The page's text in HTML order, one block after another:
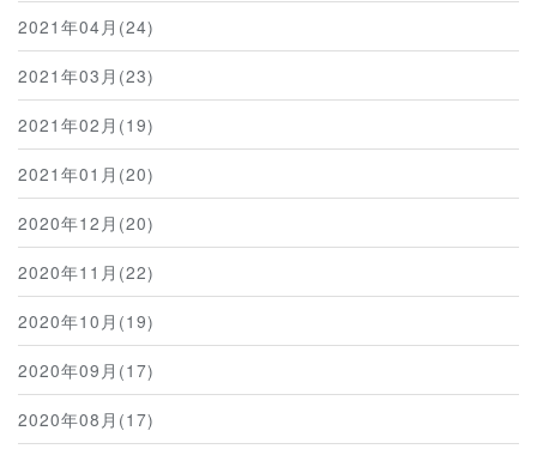
2021年04月(24)
2021年03月(23)
2021年02月(19)
2021年01月(20)
2020年12月(20)
2020年11月(22)
2020年10月(19)
2020年09月(17)
2020年08月(17)